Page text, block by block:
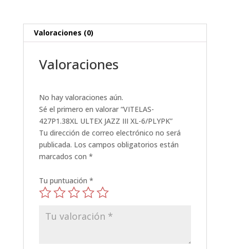
Valoraciones (0)
Valoraciones
No hay valoraciones aún.
Sé el primero en valorar “VITELAS-
427P1.38XL ULTEX JAZZ III XL-6/PLYPK”
Tu dirección de correo electrónico no será
publicada. Los campos obligatorios están
marcados con *
Tu puntuación *